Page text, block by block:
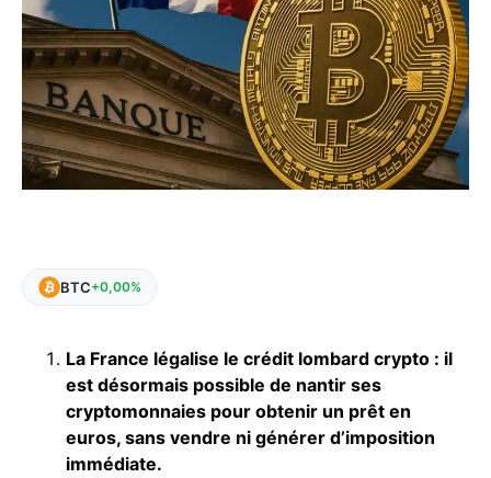
BTC+0,00%
La France légalise le crédit lombard crypto : il
est désormais possible de nantir ses
cryptomonnaies pour obtenir un prêt en
euros, sans vendre ni générer d’imposition
immédiate.